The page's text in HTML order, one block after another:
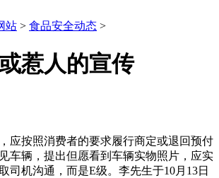
站 > 食品安全动态 >
惹人的宣传
按照消费者的要求履行商定或退回预付
车辆，提出但愿看到车辆实物照片，应实
司机沟通，而是E级。李先生于10月13日